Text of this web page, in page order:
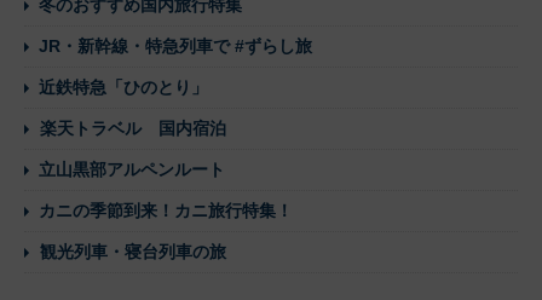
冬のおすすめ国内旅行特集
JR・新幹線・特急列車で #ずらし旅
近鉄特急「ひのとり」
楽天トラベル 国内宿泊
立山黒部アルペンルート
カニの季節到来！カニ旅行特集！
観光列車・寝台列車の旅